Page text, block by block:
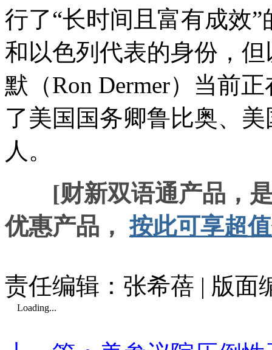
行了“长时间且富有成效
和以色列代表的身份，
默（Ron Dermer）当前
了美国国务卿鲁比奥、
人。
[财新双语通产品，
优惠产品，按此可享超
责任编辑：张希蓓 | 版面
Loading...